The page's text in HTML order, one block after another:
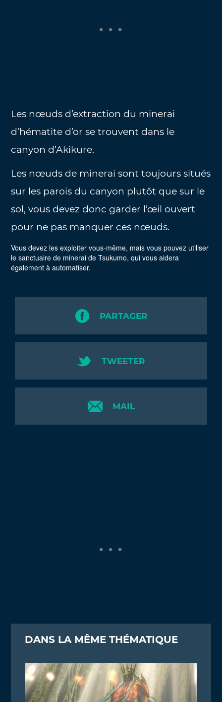
Les nœuds d’extraction du minerai
d’hématite d’or se trouvent dans le
canyon d’Akikure.
Les nœuds de minerai sont toujours situés
sur les parois du canyon plutôt que sur le
sol, vous devez donc garder l’œil ouvert
pour ne pas manquer ces nœuds.
Vous devez les exploiter vous-même, mais vous pouvez utiliser
le sanctuaire de minerai de Tsukumo, qui vous aidera
également à automatiser.
PARTAGER
TWEETER
MAIL
DANS LA MÊME THÉMATIQUE